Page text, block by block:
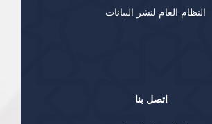
اتصل بنا
النظام العام لنشر البيانات